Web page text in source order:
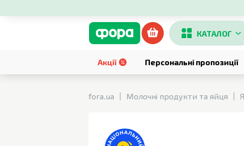
КАТАЛОГ
Акції Персональні пропозиції
fora.ua
Молочні продукти та яйця